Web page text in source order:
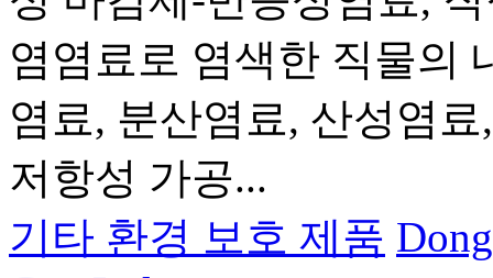
염염료로 염색한 직물의
염료, 분산염료, 산성염
저항성 가공...
기타 환경 보호 제품